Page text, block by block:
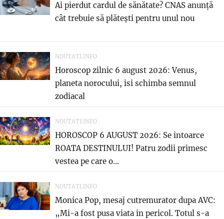
Ai pierdut cardul de sănătate? CNAS anunță
cât trebuie să plătești pentru unul nou
NOUTATI.INFO
Horoscop zilnic 6 august 2026: Venus,
planeta norocului, isi schimba semnul
zodiacal
NOUTATI.INFO
HOROSCOP 6 AUGUST 2026: Se intoarce
ROATA DESTINULUI! Patru zodii primesc
vestea pe care o...
NOUTATI.INFO
Monica Pop, mesaj cutremurator dupa AVC:
„Mi-a fost pusa viata in pericol. Totul s-a